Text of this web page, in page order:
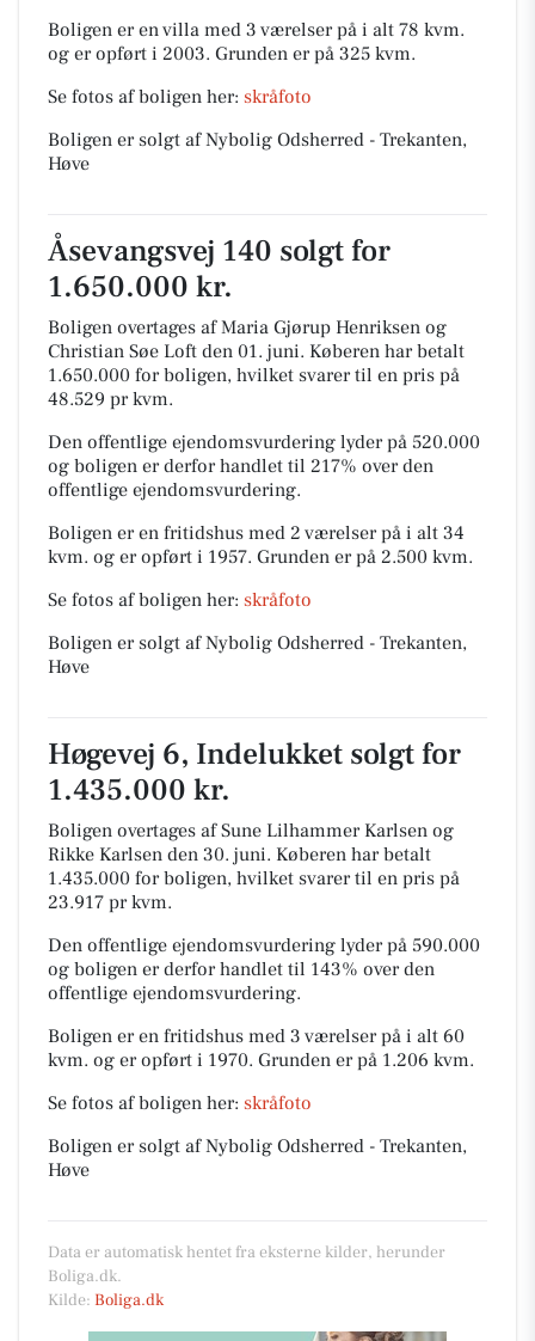
Boligen er en villa med 3 værelser på i alt 78 kvm.
og er opført i 2003. Grunden er på 325 kvm.
Se fotos af boligen her: skråfoto
Boligen er solgt af Nybolig Odsherred - Trekanten,
Høve
Åsevangsvej 140 solgt for
1.650.000 kr.
Boligen overtages af Maria Gjørup Henriksen og
Christian Søe Loft den 01. juni. Køberen har betalt
1.650.000 for boligen, hvilket svarer til en pris på
48.529 pr kvm.
Den offentlige ejendomsvurdering lyder på 520.000
og boligen er derfor handlet til 217% over den
offentlige ejendomsvurdering.
Boligen er en fritidshus med 2 værelser på i alt 34
kvm. og er opført i 1957. Grunden er på 2.500 kvm.
Se fotos af boligen her: skråfoto
Boligen er solgt af Nybolig Odsherred - Trekanten,
Høve
Høgevej 6, Indelukket solgt for
1.435.000 kr.
Boligen overtages af Sune Lilhammer Karlsen og
Rikke Karlsen den 30. juni. Køberen har betalt
1.435.000 for boligen, hvilket svarer til en pris på
23.917 pr kvm.
Den offentlige ejendomsvurdering lyder på 590.000
og boligen er derfor handlet til 143% over den
offentlige ejendomsvurdering.
Boligen er en fritidshus med 3 værelser på i alt 60
kvm. og er opført i 1970. Grunden er på 1.206 kvm.
Se fotos af boligen her: skråfoto
Boligen er solgt af Nybolig Odsherred - Trekanten,
Høve
Data er automatisk hentet fra eksterne kilder, herunder
Boliga.dk.
Kilde: Boliga.dk